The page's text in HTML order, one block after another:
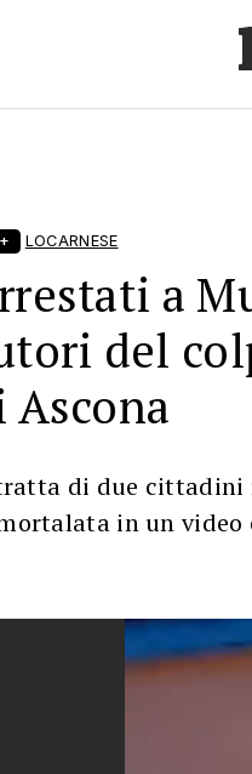
LOCARNESE
a
del
Ascona
di due cittadini
in un video